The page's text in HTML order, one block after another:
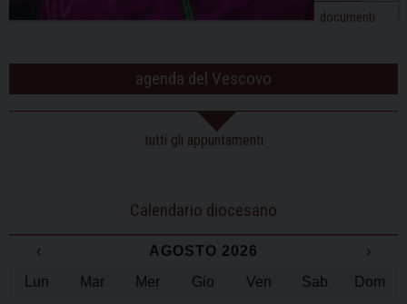
documenti
agenda del Vescovo
tutti gli appuntamenti
Calendario diocesano
‹ AGOSTO 2026
›
Lun
Mar Mer Gio Ven Sab Dom